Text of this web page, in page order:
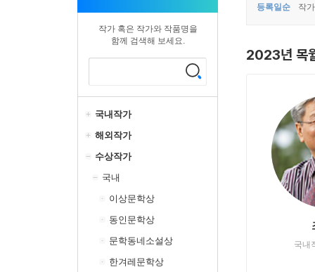
작가 혹은 작가와 작품명을
함께 검색해 보세요.
국내작가
해외작가
수상작가
국내
이상문학상
동인문학상
문학동네소설상
한겨레문학상
등록일순 작
2023년 목
국내